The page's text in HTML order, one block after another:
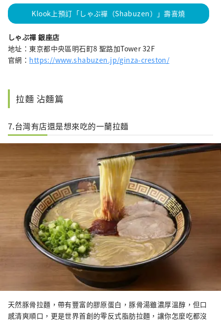
Klook上預訂「しゃぶ禪（Shabuzen）」壽喜燒
しゃぶ禪 銀座店
地址：東京都中央區明石町8 聖路加Tower 32F
官網： https://www.shabuzen.jp/ginza-creston/
拉麵 沾麵篇
7.台灣有店還是想來吃的一蘭拉麵
天然豚骨拉麵，帶有豐富的膠原蛋白，豚骨湯雖濃厚溫醇，但口
感清爽順口，更是世界首創的零反式脂肪拉麵，讓你怎麼吃都沒